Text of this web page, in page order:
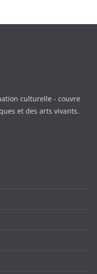
culturelle - couvre
et des arts vivants.